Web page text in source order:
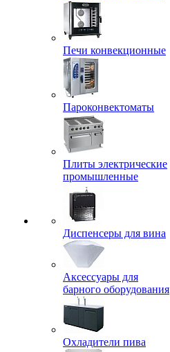
Печи конвекционные
Пароконвектоматы
Плиты электрические
промышленные
Диспенсеры для вина
Аксессуары для
барного оборудования
Охладители пива